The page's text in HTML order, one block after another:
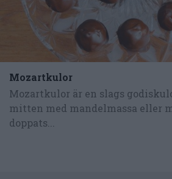
Mozartkulor
Mozartkulor är en slags
mitten med mandelmassa eller
doppats...